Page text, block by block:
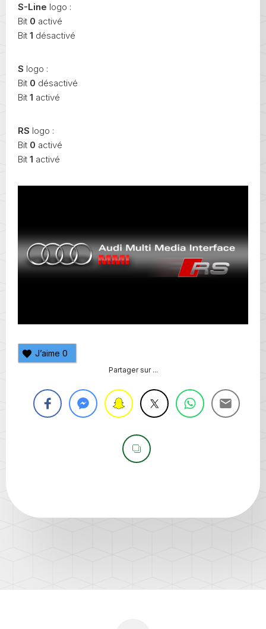
S-Line logo :
Bit 0 activé
Bit 1 désactivé
S logo :
Bit 0 désactivé
Bit 1 activé
RS logo :
Bit 0 activé
Bit 1 activé
J’aime 0
Partager sur ...